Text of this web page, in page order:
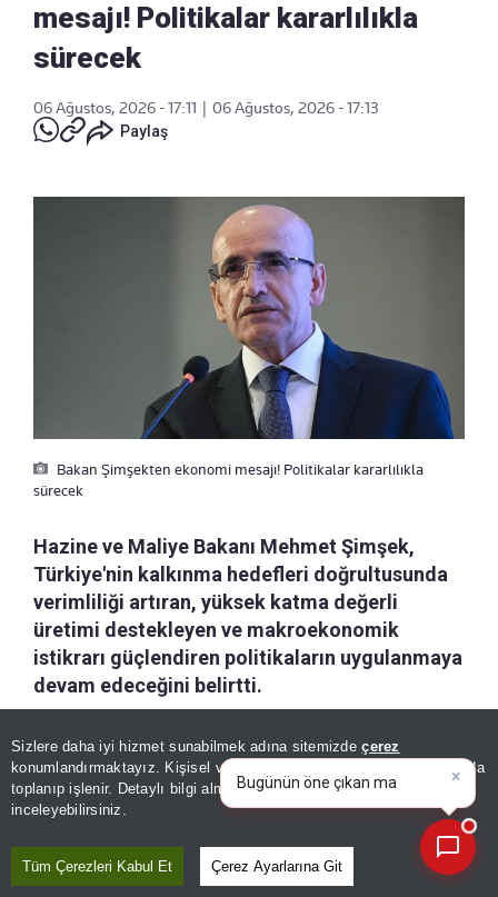
Sizlere daha iyi hizmet sunabilmek adına sitemizdeçerez
konumlandırmaktayız. Kişisel verileriniz, KVKK ve GDPR kapsamında
toplanıp işlenir. Detaylı bilgi almak içinAydınlatma Metnimizi
inceleyebilirsiniz.
Tüm Çerezleri Kabul Et Çerez Ayarlarına Git
mesajı! Politikalar kararlılıkla
sürecek
06 Ağustos, 2026 - 17:11
06 Ağustos, 2026 - 17:13
Paylaş
Bakan Şimşekten ekonomi mesajı! Politikalar kararlılıkla
sürecek
Hazine ve Maliye Bakanı Mehmet Şimşek,
Türkiye'nin kalkınma hedefleri doğrultusunda
verimliliği artıran, yüksek katma değerli
üretimi destekleyen ve makroekonomik
istikrarı güçlendiren politikaların uygulanmaya
devam edeceğini belirtti.
Özetle Dinle Kaydet a-| +A
Hazine ve Maliye Bakanı MehmetŞimşek, ABD
merkezli X şirketinin sosyal medya
platformundaki hesabından, AK Parti'nin
×
Bugünün öne çıkan manşetleri
ve gelişmeleri neler?|